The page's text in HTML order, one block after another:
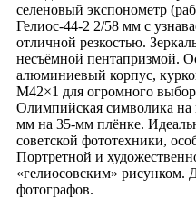
селеновый экспонометр
Гелиос-44-2 2/58 мм с
отличной резкостью.
несъёмной пентапризмой.
алюминиевый корпус,
М42×1 для огромного
Олимпийская символика на
мм на 35-мм плёнке.
советской фототехники,
Портретной и
«гелиосовским»
фотографов.